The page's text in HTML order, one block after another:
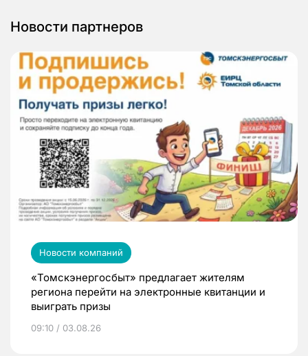
Новости партнеров
Новости компаний
«Томскэнергосбыт» предлагает жителям
региона перейти на электронные квитанции и
выиграть призы
09:10 / 03.08.26